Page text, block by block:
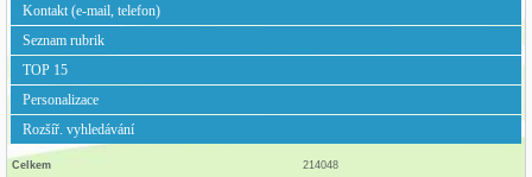
Kontakt (e-mail, telefon)
Seznam rubrik
TOP 15
Personalizace
Rozšíř. vyhledávání
Celkem 214048